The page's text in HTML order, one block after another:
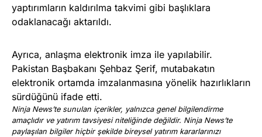
yaptırımların kaldırılma takvimi gibi başlıklara
odaklanacağı aktarıldı.
Ayrıca, anlaşma elektronik imza ile yapılabilir.
Pakistan Başbakanı Şehbaz Şerif, mutabakatın
elektronik ortamda imzalanmasına yönelik hazırlıkların
sürdüğünü ifade etti.
Ninja News’te sunulan içerikler, yalnızca genel bilgilendirme
amaçlıdır ve yatırım tavsiyesi niteliğinde değildir. Ninja News’te
paylaşılan bilgiler hiçbir şekilde bireysel yatırım kararlarınızı